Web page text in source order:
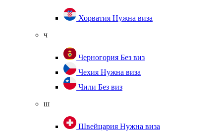
Хорватия Нужна виза
ч
Черногория Без виз
Чехия Нужна виза
Чили Без виз
ш
Швейцария Нужна виза